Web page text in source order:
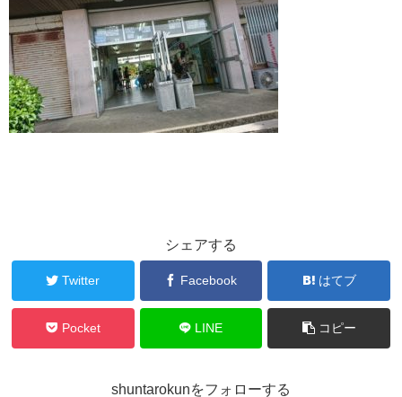
シェアする
Twitter Facebook はてブ
Pocket LINE コピー
shuntarokunをフォローする